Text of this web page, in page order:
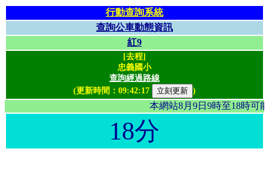
行動查詢系統
查詢公車動態資訊
紅9
[去程]
忠義國小
查詢經過路線
(更新時間： 09:42:17 )
本網站8月9日9時至18
18分